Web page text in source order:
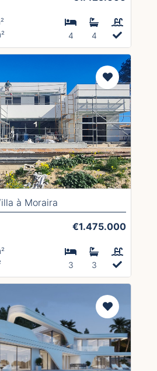
4 4
à Moraira
€1.475.000
3 3